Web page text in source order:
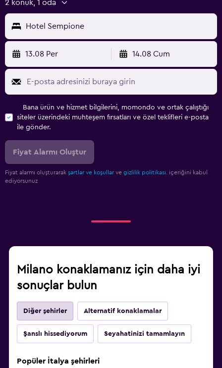
2 konuk, 1 oda
Hotel Sempione
13.08 Per 14.08 Cum
Bana ürün ve hizmet bilgilerini, momondo ve ortak çalıştığı
siteler üzerindeki muhteşem fırsatları ve özel teklifleri e-posta
ile gönder.
Fiyat Alarmı Oluştur
Fiyat alarmı oluşturarak şartlar ve koşullar ve gizlilik politikası.
içeriğini kabul
ediyorsunuz
Milano konaklamanız için daha iyi
sonuçlar bulun
Diğer şehirler Alternatif konaklamalar
Şanslı hissediyorum Seyahatinizi tamamlayın
Popüler İtalya şehirleri